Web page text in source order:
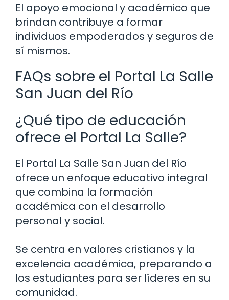
El apoyo emocional y académico que
brindan contribuye a formar
individuos empoderados y seguros de
sí mismos.
FAQs sobre el Portal La Salle
San Juan del Río
¿Qué tipo de educación
ofrece el Portal La Salle?
El Portal La Salle San Juan del Río
ofrece un enfoque educativo integral
que combina la formación
académica con el desarrollo
personal y social.
Se centra en valores cristianos y la
excelencia académica, preparando a
los estudiantes para ser líderes en su
comunidad.